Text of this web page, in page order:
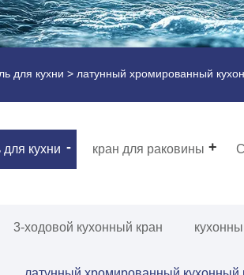
для кухни >латунный хромированный
кухни кран для раковины
3-ходовой кухонный кран